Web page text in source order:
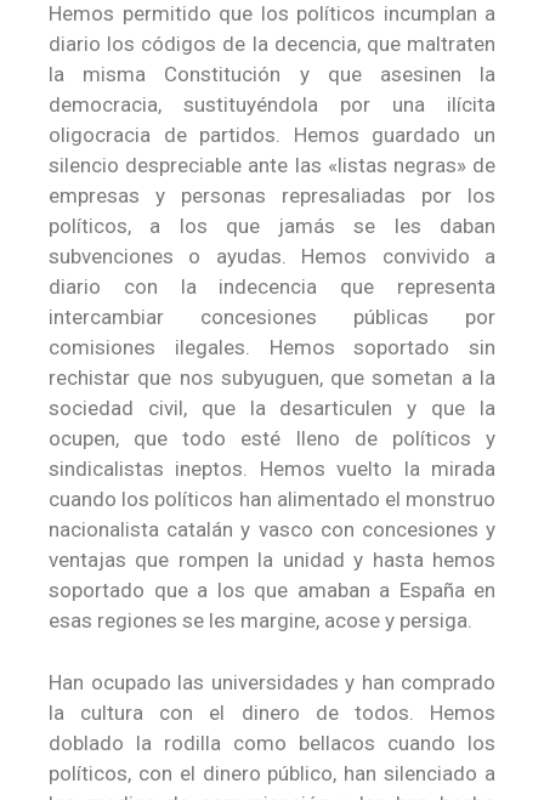
Hemos permitido que los políticos incumplan a
diario los códigos de la decencia, que maltraten
la misma Constitución y que asesinen la
democracia, sustituyéndola por una ilícita
oligocracia de partidos. Hemos guardado un
silencio despreciable ante las «listas negras» de
empresas y personas represaliadas por los
políticos, a los que jamás se les daban
subvenciones o ayudas. Hemos convivido a
diario con la indecencia que representa
intercambiar concesiones públicas por
comisiones ilegales. Hemos soportado sin
rechistar que nos subyuguen, que sometan a la
sociedad civil, que la desarticulen y que la
ocupen, que todo esté lleno de políticos y
sindicalistas ineptos. Hemos vuelto la mirada
cuando los políticos han alimentado el monstruo
nacionalista catalán y vasco con concesiones y
ventajas que rompen la unidad y hasta hemos
soportado que a los que amaban a España en
esas regiones se les margine, acose y persiga.
Han ocupado las universidades y han comprado
la cultura con el dinero de todos. Hemos
doblado la rodilla como bellacos cuando los
políticos, con el dinero público, han silenciado a